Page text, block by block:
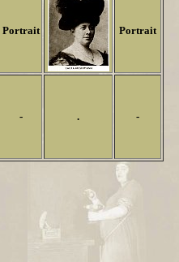
Portrait Portrait
- . -